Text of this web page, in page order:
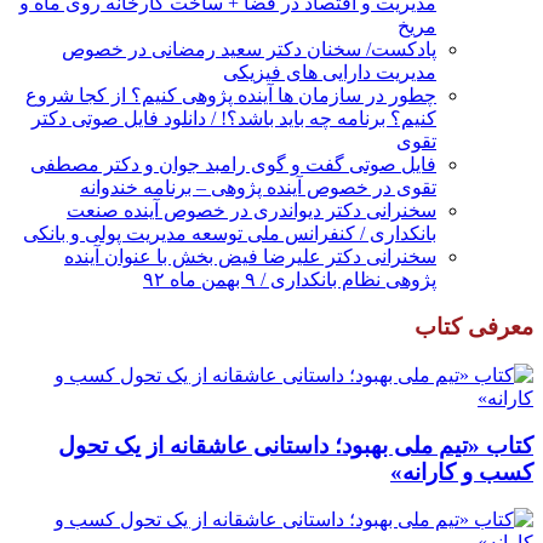
مریخ
پادکست/ سخنان دکتر سعید رمضانی در خصوص
مدیریت دارایی های فیزیکی
چطور در سازمان ها آینده پژوهی کنیم؟ از کجا شروع
کنیم؟ برنامه چه باید باشد؟! / دانلود فایل صوتی دکتر
تقوی
فایل صوتی گفت و گوی رامبد جوان و دکتر مصطفی
تقوی در خصوص آینده پژوهی – برنامه خندوانه
سخنرانی دکتر دیواندری در خصوص آینده صنعت
بانکداری / کنفرانس ملی توسعه مدیریت پولی و بانکی
سخنرانی دکتر علیرضا فیض بخش با عنوان آینده
پژوهی نظام بانکداری / ۹ بهمن ماه ۹۲
معرفی کتاب
کتاب «تیم ملی بهبود؛ داستانی عاشقانه از یک تحول
کسب و کارانه»